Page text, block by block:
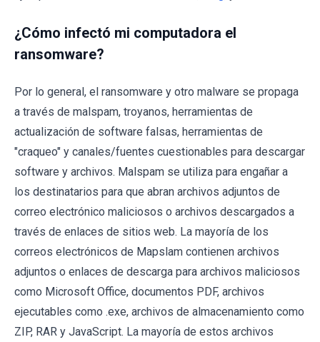
¿Cómo infectó mi computadora el
ransomware?
Por lo general, el ransomware y otro malware se propaga
a través de malspam, troyanos, herramientas de
actualización de software falsas, herramientas de
"craqueo" y canales/fuentes cuestionables para descargar
software y archivos. Malspam se utiliza para engañar a
los destinatarios para que abran archivos adjuntos de
correo electrónico maliciosos o archivos descargados a
través de enlaces de sitios web. La mayoría de los
correos electrónicos de Mapslam contienen archivos
adjuntos o enlaces de descarga para archivos maliciosos
como Microsoft Office, documentos PDF, archivos
ejecutables como .exe, archivos de almacenamiento como
ZIP, RAR y JavaScript. La mayoría de estos archivos